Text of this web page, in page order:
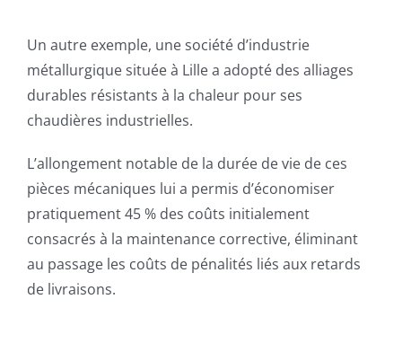
Un autre exemple, une société d’industrie
métallurgique située à Lille a adopté des alliages
durables résistants à la chaleur pour ses
chaudières industrielles.
L’allongement notable de la durée de vie de ces
pièces mécaniques lui a permis d’économiser
pratiquement 45 % des coûts initialement
consacrés à la maintenance corrective, éliminant
au passage les coûts de pénalités liés aux retards
de livraisons.